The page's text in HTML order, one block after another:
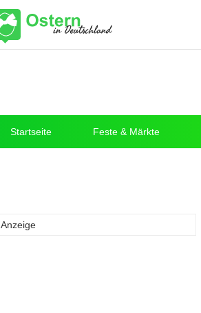
Startseite Feste & Märkte
Anzeige